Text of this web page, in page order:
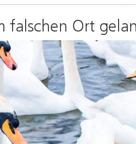
falschen Ort